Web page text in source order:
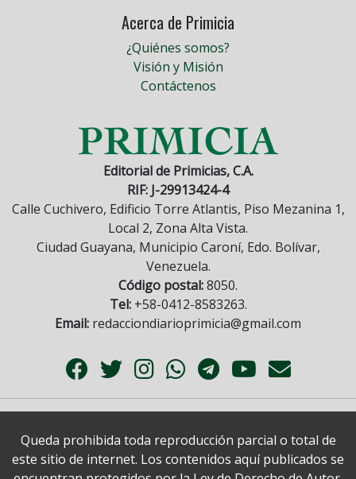
Acerca de Primicia
¿Quiénes somos?
Visión y Misión
Contáctenos
Editorial de Primicias, C.A.
RIF: J-29913424-4
Calle Cuchivero, Edificio Torre Atlantis, Piso Mezanina 1,
Local 2, Zona Alta Vista.
Ciudad Guayana, Municipio Caroní, Edo. Bolívar,
Venezuela.
Código postal:8050.
Tel:+58-0412-8583263.
Email: redacciondiarioprimicia@gmail.com
Queda prohibida toda reproducción parcial o total de
este sitio de internet. Los contenidos aquí publicados se